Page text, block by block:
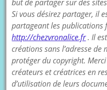
but de partager sur des
Si vous désirez partager, il
partageant les publications
http://chezvronalice.fr. Il
créations sans l’adresse
protéger du copyright.
créateurs et créatrices en
d’utilisation de leurs